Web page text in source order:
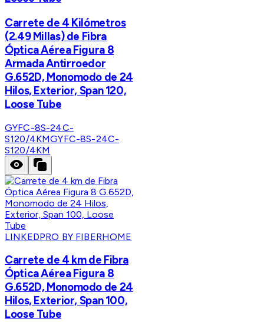
Carrete de 4 Kilómetros
(2.49 Millas) de Fibra
Óptica Aérea Figura 8
Armada Antirroedor
G.652D, Monomodo de 24
Hilos, Exterior, Span 120,
Loose Tube
GYFC-8S-24C-
S120/4KMGYFC-8S-24C-
S120/4KM
LINKEDPRO BY FIBERHOME
Carrete de 4 km de Fibra
Óptica Aérea Figura 8
G.652D, Monomodo de 24
Hilos, Exterior, Span 100,
Loose Tube